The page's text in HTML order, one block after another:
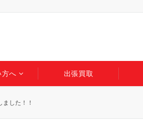
方へ 出張買取
した！！